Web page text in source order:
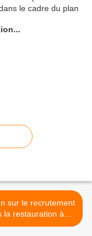
sur le recrutement
la restauration à
... Il va falloir